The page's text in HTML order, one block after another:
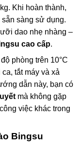
Khi hoàn thành,
sàng sử dụng.
dao nhẹ nhàng –
cao cấp.
phòng trên 10°C
tắt máy và xả
dẫn này, bạn có
mà không gặp
việc khác trong
Bingsu